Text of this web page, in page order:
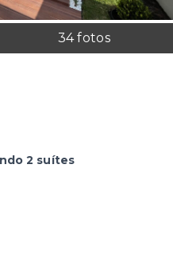
34fotos
2 suítes